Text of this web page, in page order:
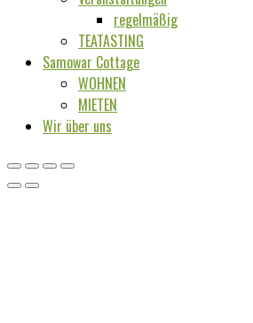
regelmäßig
TEATASTING
Samowar Cottage
WOHNEN
MIETEN
Wir über uns